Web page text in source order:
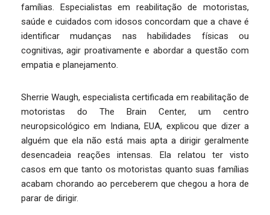
famílias. Especialistas em reabilitação de motoristas,
saúde e cuidados com idosos concordam que a chave é
identificar mudanças nas habilidades físicas ou
cognitivas, agir proativamente e abordar a questão com
empatia e planejamento.
Sherrie Waugh, especialista certificada em reabilitação de
motoristas do The Brain Center, um centro
neuropsicológico em Indiana, EUA, explicou que dizer a
alguém que ela não está mais apta a dirigir geralmente
desencadeia reações intensas. Ela relatou ter visto
casos em que tanto os motoristas quanto suas famílias
acabam chorando ao perceberem que chegou a hora de
parar de dirigir.